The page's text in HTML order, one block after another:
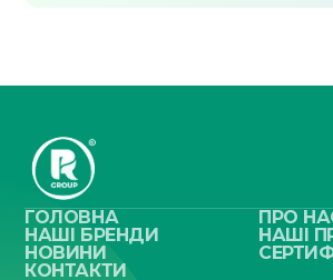
ГОЛОВНА
ПРО
НАШІ БРЕНДИ
НАШІ
НОВИНИ
КОНТАКТИ